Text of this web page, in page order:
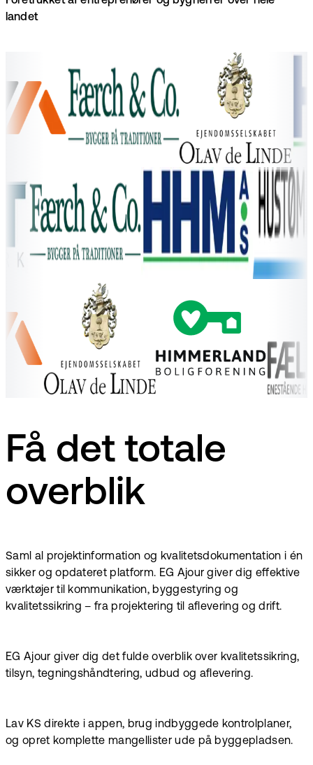
landet
Få det totale
overblik
Saml al projektinformation og kvalitetsdokumentation i én
sikker og opdateret platform. EG Ajour giver dig effektive
værktøjer til kommunikation, byggestyring og
kvalitetssikring – fra projektering til aflevering og drift.
EG Ajour giver dig det fulde overblik over kvalitetssikring,
tilsyn, tegningshåndtering, udbud og aflevering.
Lav KS direkte i appen, brug indbyggede kontrolplaner,
og opret komplette mangellister ude på byggepladsen.